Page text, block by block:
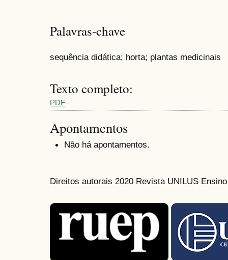
Palavras-chave
sequência didática; horta; plantas medicinais
Texto completo:
PDF
Apontamentos
Não há apontamentos.
Direitos autorais 2020 Revista UNILUS